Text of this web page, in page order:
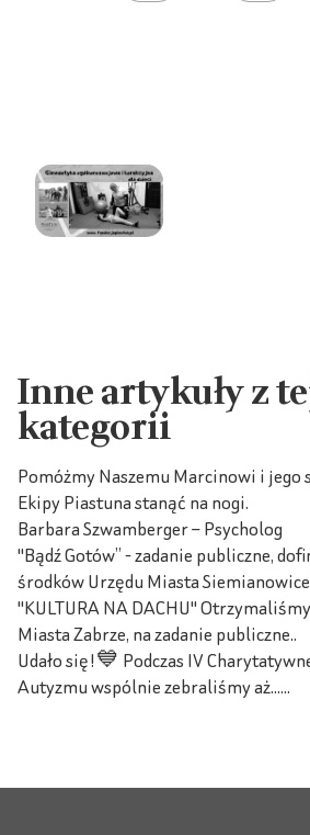
Inne artykuły z
kategorii
Pomóżmy Naszemu Marcinowi i jego
Ekipy Piastuna stanąć na nogi.
Barbara Szwamberger – Psycholog
"Bądź Gotów” - zadanie publiczne,
środków Urzędu Miasta
"KULTURA NA DACHU"
Miasta Zabrze, na zadanie publiczne..
Udało się!💙 Podczas IV
Autyzmu wspólnie zebraliśmy aż......